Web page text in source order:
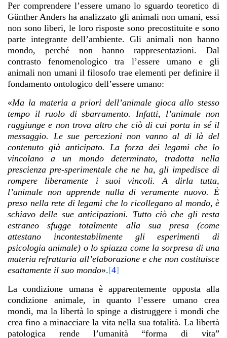
Per comprendere l’essere umano lo sguardo teoretico di
Günther Anders ha analizzato gli animali non umani, essi
non sono liberi, le loro risposte sono precostituite e sono
parte integrante dell’ambiente. Gli animali non hanno
mondo, perché non hanno rappresentazioni. Dal
contrasto fenomenologico tra l’essere umano e gli
animali non umani il filosofo trae elementi per definire il
fondamento ontologico dell’essere umano:
«Ma la materia a priori dell’animale gioca allo stesso
tempo il ruolo di sbarramento. Infatti, l’animale non
raggiunge e non trova altro che ciò di cui porta in sé il
messaggio. Le sue percezioni non vanno al di là del
contenuto già anticipato. La forza dei legami che lo
vincolano a un mondo determinato, tradotta nella
prescienza pre-sperimentale che ne ha, gli impedisce di
rompere liberamente i suoi vincoli. A dirla tutta,
l’animale non apprende nulla di veramente nuovo. È
preso nella rete di legami che lo ricollegano al mondo, è
schiavo delle sue anticipazioni. Tutto ciò che gli resta
estraneo sfugge totalmente alla sua presa (come
attestano incontestabilmente gli esperimenti di
psicologia animale) o lo spiazza come la sorpresa di una
materia refrattaria all’elaborazione e che non costituisce
esattamente il suo mondo».[4]
La condizione umana è apparentemente opposta alla
condizione animale, in quanto l’essere umano crea
mondi, ma la libertà lo spinge a distruggere i mondi che
crea fino a minacciare la vita nella sua totalità. La libertà
patologica rende l’umanità “forma di vita”